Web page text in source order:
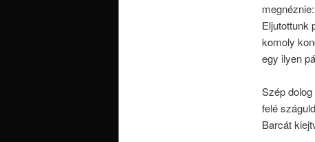
Eljutottunk
komoly
egy ilyen
Szép
felé
Barcát